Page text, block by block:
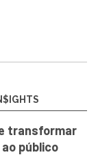
transformar
público